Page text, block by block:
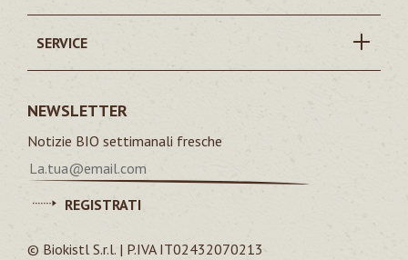
SERVICE
NEWSLETTER
Notizie BIO settimanali fresche
REGISTRATI
© Biokistl S.r.l. | P.IVA IT02432070213